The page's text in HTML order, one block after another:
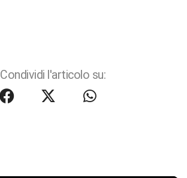
Condividi l'articolo su: